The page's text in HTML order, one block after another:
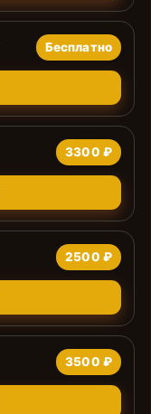
Бесплатно
3300 ₽
2500 ₽
3500 ₽